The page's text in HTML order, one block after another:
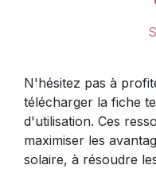
N'hésitez pas à
télécharger la fiche
d'utilisation. Ces
maximiser les
solaire, à résoudre